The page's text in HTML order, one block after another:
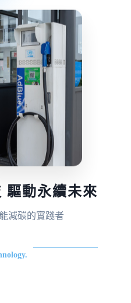
驅動永續未來
減碳的實踐者